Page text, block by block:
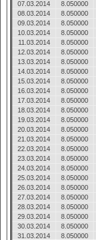
07.03.2014
8.050000
08.03.2014
8.050000
09.03.2014
8.050000
10.03.2014
8.050000
11.03.2014
8.050000
12.03.2014
8.050000
13.03.2014
8.050000
14.03.2014
8.050000
15.03.2014
8.050000
16.03.2014
8.050000
17.03.2014
8.050000
18.03.2014
8.050000
19.03.2014
8.050000
20.03.2014
8.050000
21.03.2014
8.050000
22.03.2014
8.050000
23.03.2014
8.050000
24.03.2014
8.050000
25.03.2014
8.050000
26.03.2014
8.050000
27.03.2014
8.050000
28.03.2014
8.050000
29.03.2014
8.050000
30.03.2014
8.050000
31.03.2014
8.050000